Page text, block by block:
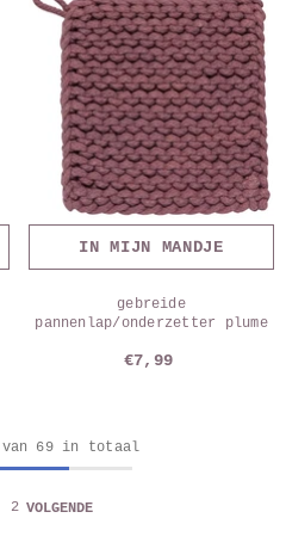
IN MIJN MANDJE
gebreide
pannenlap/onderzetter plume
€7,99
van 69 in totaal
2 VOLGENDE